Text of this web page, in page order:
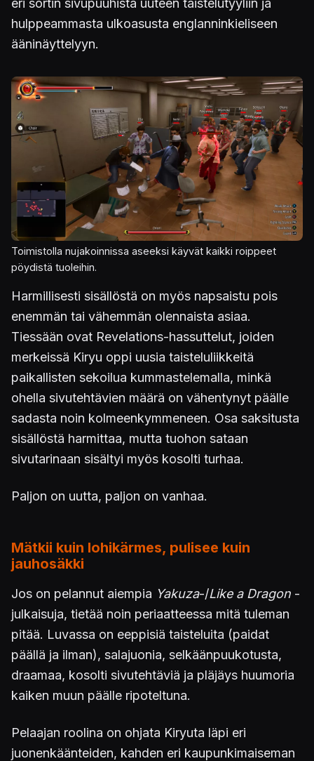
eri sortin sivupuuhista uuteen taistelutyyliin ja
hulppeammasta ulkoasusta englanninkieliseen
ääninäyttelyyn.
Kuva
Toimistolla nujakoinnissa aseeksi käyvät kaikki roippeet
pöydistä tuoleihin.
Harmillisesti sisällöstä on myös napsaistu pois
enemmän tai vähemmän olennaista asiaa.
Tiessään ovat Revelations-hassuttelut, joiden
merkeissä Kiryu oppi uusia taisteluliikkeitä
paikallisten sekoilua kummastelemalla, minkä
ohella sivutehtävien määrä on vähentynyt päälle
sadasta noin kolmeenkymmeneen. Osa saksitusta
sisällöstä harmittaa, mutta tuohon sataan
sivutarinaan sisältyi myös kosolti turhaa.
Paljon on uutta, paljon on vanhaa.
Mätkii kuin lohikärmes, pulisee kuin
jauhosäkki
Jos on pelannut aiempia Yakuza-/Like a Dragon -
julkaisuja, tietää noin periaatteessa mitä tuleman
pitää. Luvassa on eeppisiä taisteluita (paidat
päällä ja ilman), salajuonia, selkäänpuukotusta,
draamaa, kosolti sivutehtäviä ja pläjäys huumoria
kaiken muun päälle ripoteltuna.
Pelaajan roolina on ohjata Kiryuta läpi eri
juonenkäänteiden, kahden eri kaupunkimaiseman